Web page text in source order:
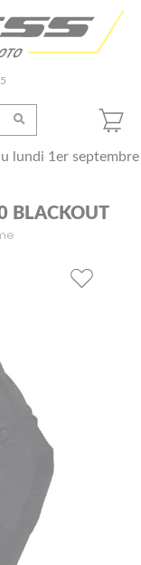
lundi 1er septembre
BLACKOUT